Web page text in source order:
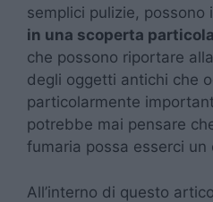
semplici pulizie, possono
in una scoperta
che possono riportare
degli oggetti antichi che
particolarmente
potrebbe mai pensare
fumaria possa esserci un
All’interno di questo